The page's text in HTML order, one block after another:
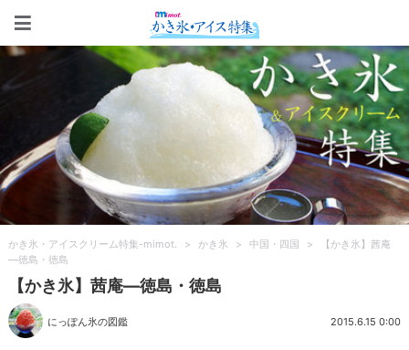
かき氷・アイスクリーム特集-mimot. > かき氷 > 中国・四国 >
【かき氷】茜庵
—徳島・徳島
【かき氷】茜庵—徳島・徳島
にっぽん氷の図鑑 2015.6.15 0:00